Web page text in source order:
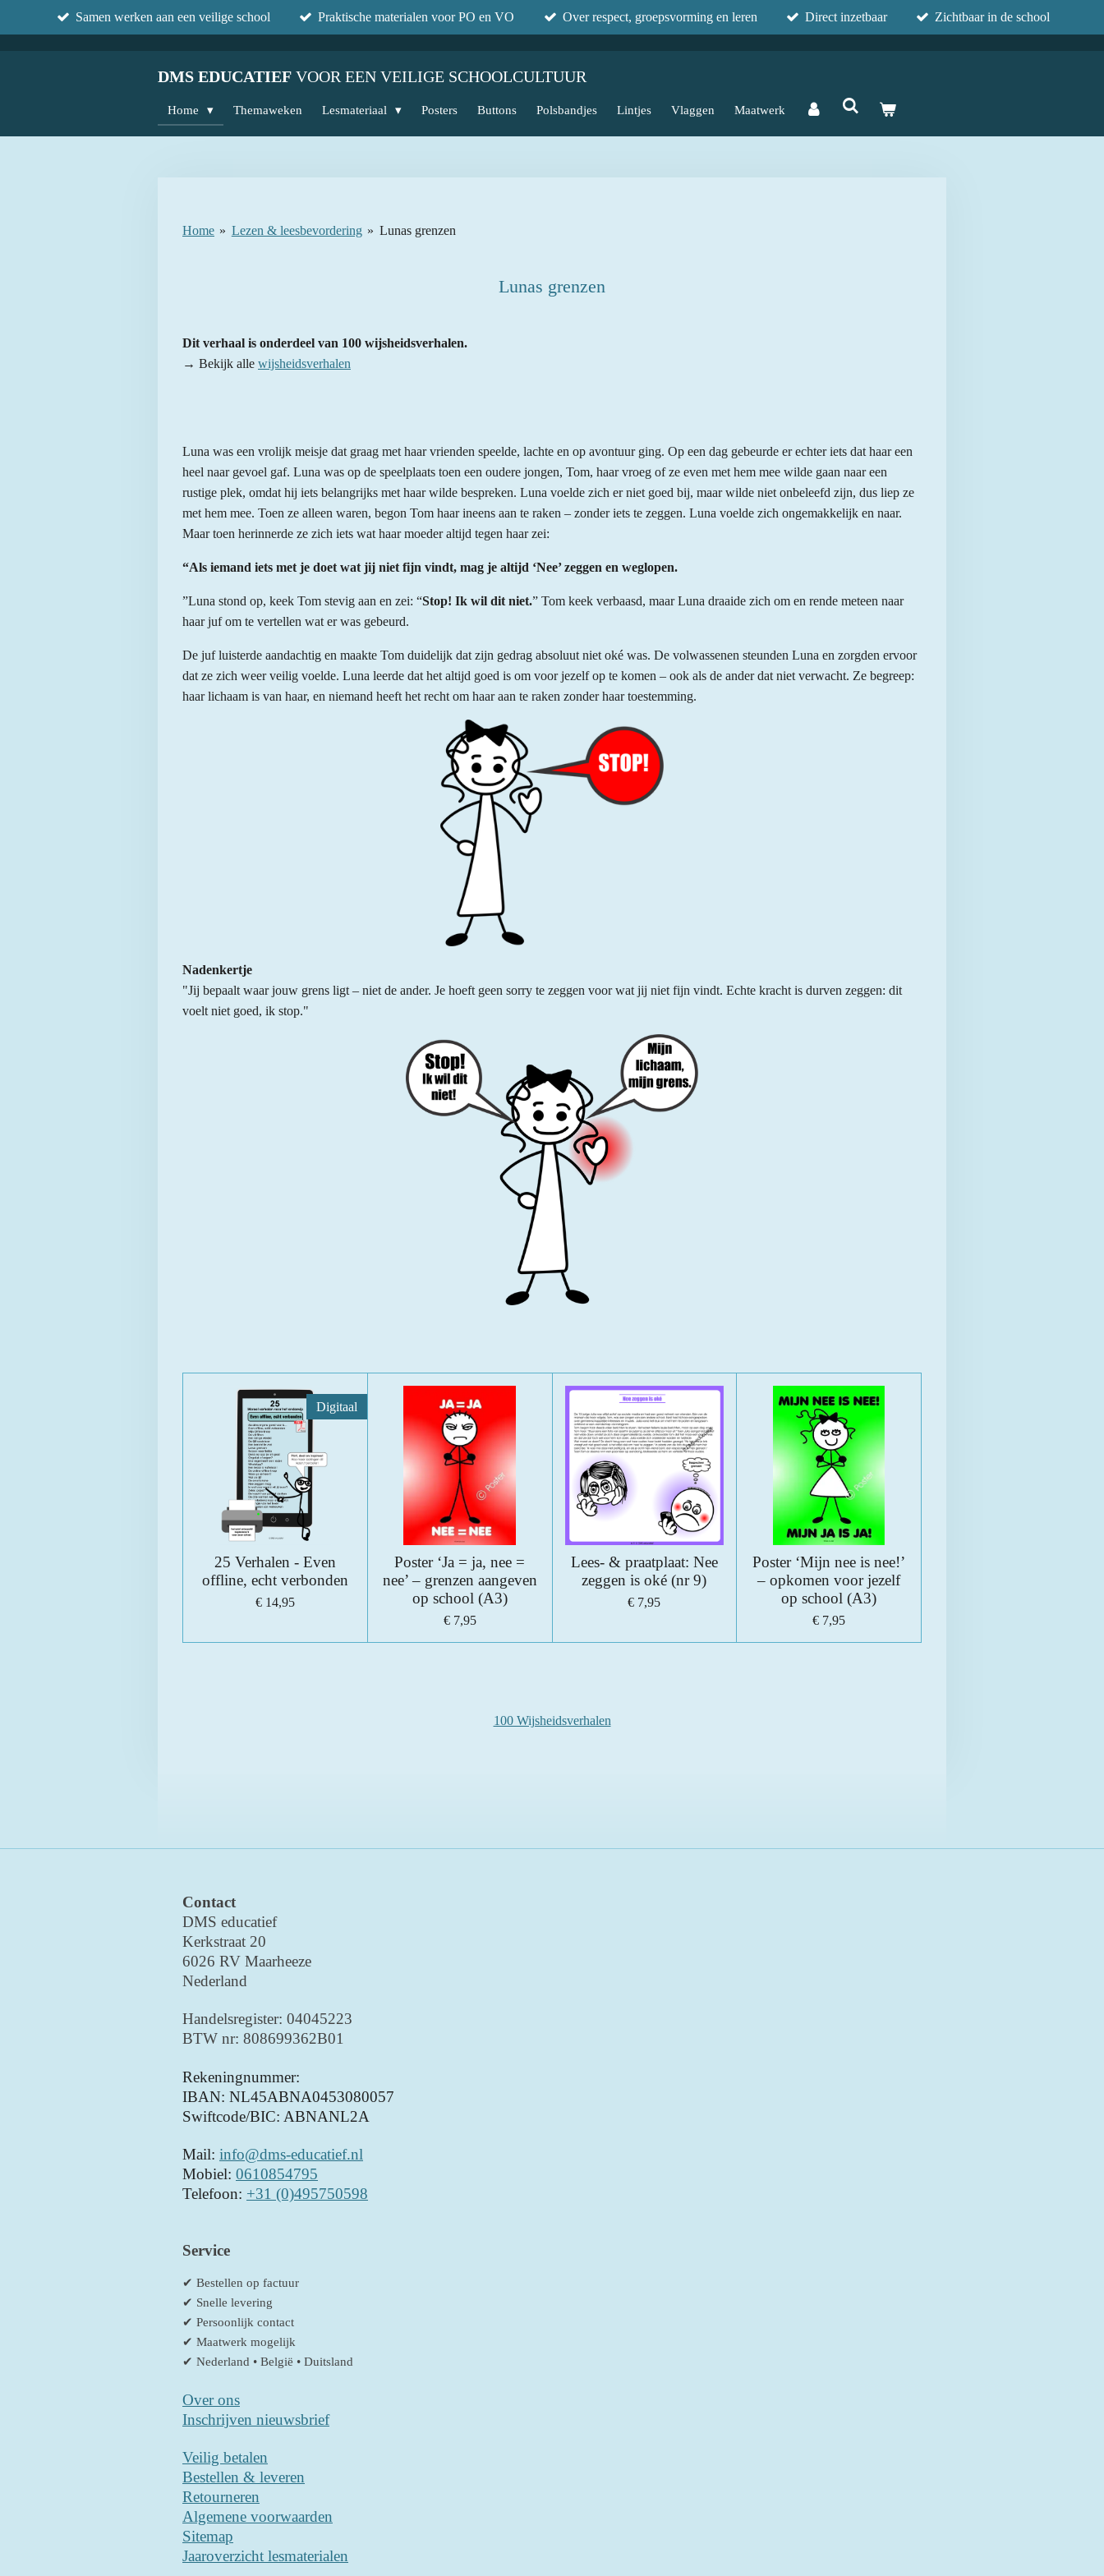
direct
Samen werken aan een veilige school Praktische materialen voor PO en VO Over respect, groepsvorming en leren Direct inzetbaar Zichtbaar in de school
DMS EDUCATIEF VOOR EEN VEILIGE SCHOOLCULTUUR
Home Themaweken Lesmateriaal Posters Buttons Polsbandjes Lintjes Vlaggen Maatwerk
Home » Lezen & leesbevordering » Lunas grenzen
Lunas grenzen
Dit verhaal is onderdeel van 100 wijsheidsverhalen.
→ Bekijk alle wijsheidsverhalen
Luna was een vrolijk meisje dat graag met haar vrienden speelde, lachte en op avontuur ging. Op een dag gebeurde er echter iets dat haar een
heel naar gevoel gaf. Luna was op de speelplaats toen een oudere jongen, Tom, haar vroeg of ze even met hem mee wilde gaan naar een
rustige plek, omdat hij iets belangrijks met haar wilde bespreken. Luna voelde zich er niet goed bij, maar wilde niet onbeleefd zijn, dus liep ze
met hem mee. Toen ze alleen waren, begon Tom haar ineens aan te raken – zonder iets te zeggen. Luna voelde zich ongemakkelijk en naar.
Maar toen herinnerde ze zich iets wat haar moeder altijd tegen haar zei:
“Als iemand iets met je doet wat jij niet fijn vindt, mag je altijd ‘Nee’ zeggen en weglopen.
”Luna stond op, keek Tom stevig aan en zei: “Stop! Ik wil dit niet.” Tom keek verbaasd, maar Luna draaide zich om en rende meteen naar
haar juf om te vertellen wat er was gebeurd.
De juf luisterde aandachtig en maakte Tom duidelijk dat zijn gedrag absoluut niet oké was. De volwassenen steunden Luna en zorgden ervoor
dat ze zich weer veilig voelde. Luna leerde dat het altijd goed is om voor jezelf op te komen – ook als de ander dat niet verwacht. Ze begreep:
haar lichaam is van haar, en niemand heeft het recht om haar aan te raken zonder haar toestemming.
Nadenkertje
"Jij bepaalt waar jouw grens ligt – niet de ander. Je hoeft geen sorry te zeggen voor wat jij niet fijn vindt. Echte kracht is durven zeggen: dit
voelt niet goed, ik stop."
Digitaal
25 Verhalen - Even
offline, echt verbonden
€ 14,95
Poster ‘Ja = ja, nee =
nee’ – grenzen aangeven
op school (A3)
€ 7,95
Lees- & praatplaat: Nee
zeggen is oké (nr 9)
€ 7,95
Poster ‘Mijn nee is nee!’
– opkomen voor jezelf
op school (A3)
€ 7,95
100 Wijsheidsverhalen
Contact
DMS educatief
Kerkstraat 20
6026 RV Maarheeze
Nederland
Handelsregister: 04045223
BTW nr: 808699362B01
Rekeningnummer:
IBAN: NL45ABNA0453080057
Swiftcode/BIC: ABNANL2A
Mail: info@dms-educatief.nl
Mobiel: 0610854795
Telefoon: +31 (0)495750598
Service
✔ Bestellen op factuur
✔ Snelle levering
✔ Persoonlijk contact
✔ Maatwerk mogelijk
✔ Nederland • België • Duitsland
Over ons
Inschrijven nieuwsbrief
Veilig betalen
Bestellen & leveren
Retourneren
Algemene voorwaarden
Sitemap
Jaaroverzicht lesmaterialen